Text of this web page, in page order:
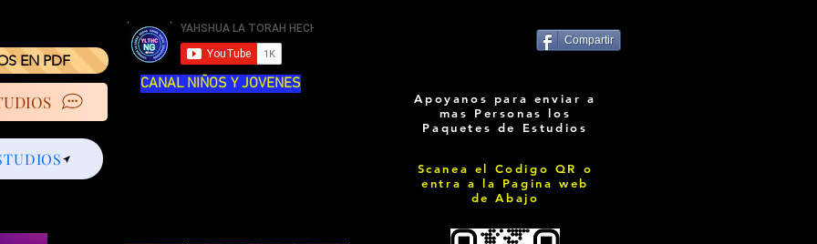
Compartir
EN PDF
CANAL NIÑOS Y JOVENES
Apoyanos para enviar a
mas Personas los
Paquetes de Estudios
Scanea el Codigo QR o
entra a la Pagina web
de Abajo